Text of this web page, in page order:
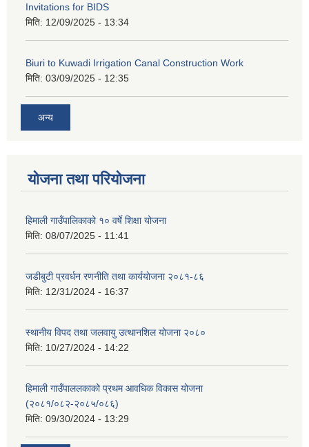
Invitations for BIDS
मिति: 12/09/2025 - 13:34
Biuri to Kuwadi Irrigation Canal Construction Work
मिति: 03/09/2025 - 12:35
अन्य
योजना तथा परियोजना
हिमाली गाउँपालिकाको १० वर्षे शिक्षा योजना
मिति: 08/07/2025 - 11:41
जडीबुटी प्रवर्धन रणनीति तथा कार्ययाेजना २०८१-८६
मिति: 12/31/2024 - 16:37
स्थानीय विपद तथा जलवायु उत्थानशिल योजना २०८०
मिति: 10/27/2024 - 14:22
हिमाली गाउँपाललकाको प्रथम आवधिक विकास योजना
(२०८१/०८२-२०८५/०८६)
मिति: 09/30/2024 - 13:29